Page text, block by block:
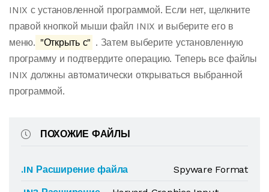
INIX с установленной программой. Если нет, щелкните
правой кнопкой мыши файл INIX и выберите его в
меню. "Открыть с" . Затем выберите установленную
программу и подтвердите операцию. Теперь все файлы
INIX должны автоматически открываться выбранной
программой.
ПОХОЖИЕ ФАЙЛЫ
.IN Расширение файла
Spyware Format